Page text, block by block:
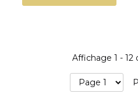
Affichage 1 - 12